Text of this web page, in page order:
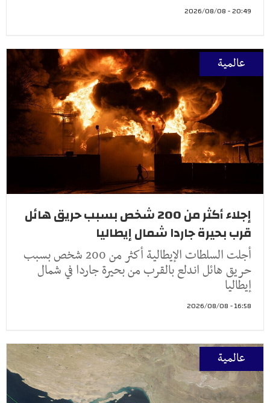
20:49 - 2026/08/08
عالمية
إجلاء أكثر من 200 شخص بسبب حريق هائل
قرب بحيرة جاردا شمال إيطاليا
أجلت السلطات الإيطالية أكثر من 200 شخص بسبب
حريق هائل اندلع بالقرب من بحيرة جاردا في شمال
إيطاليا
16:58 - 2026/08/08
عالمية